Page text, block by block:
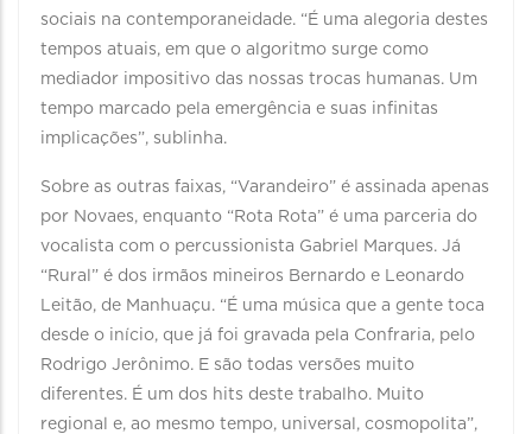
sociais na contemporaneidade. “É uma alegoria destes
tempos atuais, em que o algoritmo surge como
mediador impositivo das nossas trocas humanas. Um
tempo marcado pela emergência e suas infinitas
implicações”, sublinha.
Sobre as outras faixas, “Varandeiro” é assinada apenas
por Novaes, enquanto “Rota Rota” é uma parceria do
vocalista com o percussionista Gabriel Marques. Já
“Rural” é dos irmãos mineiros Bernardo e Leonardo
Leitão, de Manhuaçu. “É uma música que a gente toca
desde o início, que já foi gravada pela Confraria, pelo
Rodrigo Jerônimo. E são todas versões muito
diferentes. É um dos hits deste trabalho. Muito
regional e, ao mesmo tempo, universal, cosmopolita”,